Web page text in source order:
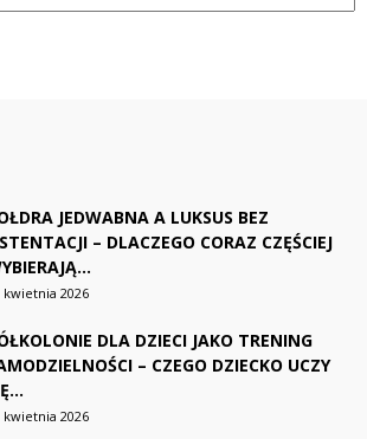
JEDWABNA A LUKSUS BEZ
– DLACZEGO CORAZ CZĘŚCIEJ
kwietnia 2026
DLA DZIECI JAKO TRENING
– CZEGO DZIECKO UCZY
kwietnia 2026